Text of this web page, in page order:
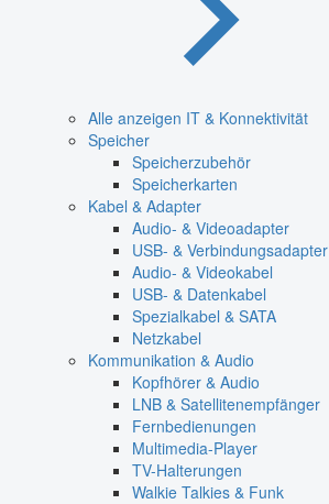
Alle anzeigen IT & Konnektivität
Speicher
Speicherzubehör
Speicherkarten
Kabel & Adapter
Audio- & Videoadapter
USB- & Verbindungsadapter
Audio- & Videokabel
USB- & Datenkabel
Spezialkabel & SATA
Netzkabel
Kommunikation & Audio
Kopfhörer & Audio
LNB & Satellitenempfänger
Fernbedienungen
Multimedia-Player
TV-Halterungen
Walkie Talkies & Funk